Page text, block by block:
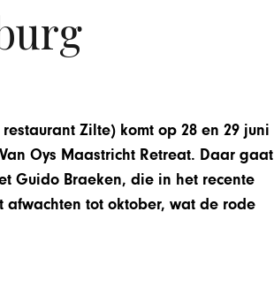
Zilte) komt op 28 en 29 juni
Oys Maastricht Retreat. Daar gaat
Guido Braeken, die in het recente
afwachten tot oktober, wat de rode